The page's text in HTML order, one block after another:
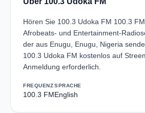
Hören Sie 100.3 Udoka FM 100.3
Afrobeats- und Entertainment-
der aus Enugu, Enugu, Nigeria
100.3 Udoka FM kostenlos auf
Anmeldung erforderlich.
FREQUENZ
100.3 FM
SPRACHE
English